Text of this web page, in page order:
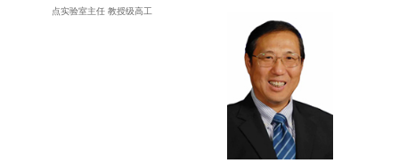
点实验室主任 教授级高工